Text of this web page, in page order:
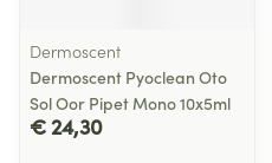
Dermoscent
Dermoscent Pyoclean Oto
Sol Oor Pipet Mono 10x5ml
€ 24,30